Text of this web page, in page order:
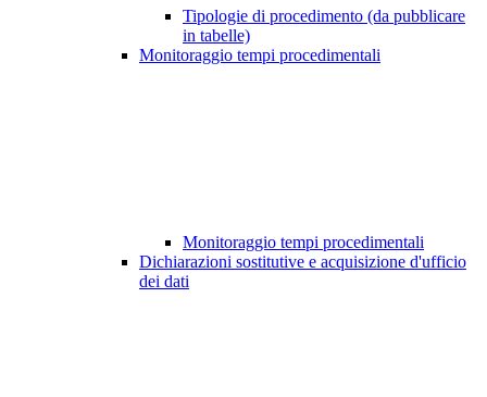
Tipologie di procedimento (da pubblicare
in tabelle)
Monitoraggio tempi procedimentali
Monitoraggio tempi procedimentali
Dichiarazioni sostitutive e acquisizione d'ufficio
dei dati